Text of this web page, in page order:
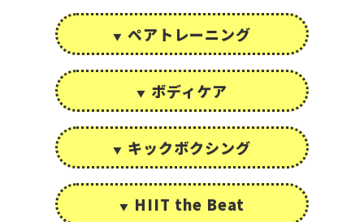
ペアトレーニング
ボディケア
キックボクシング
HIIT the Beat